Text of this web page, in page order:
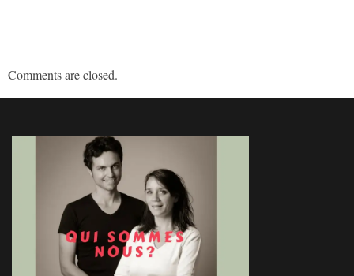
Comments are closed.